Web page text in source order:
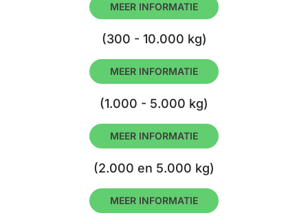
MEER INFORMATIE
(300 - 10.000 kg)
MEER INFORMATIE
(1.000 - 5.000 kg)
MEER INFORMATIE
(2.000 en 5.000 kg)
MEER INFORMATIE